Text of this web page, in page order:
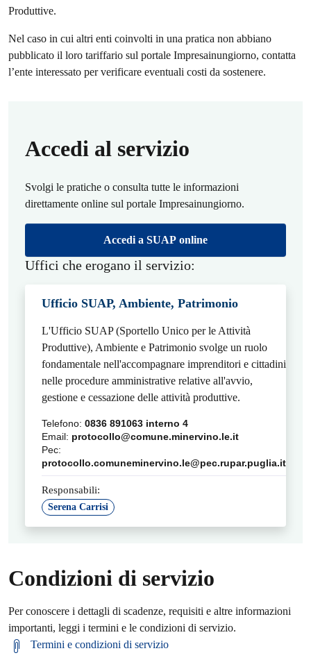
Produttive.
Nel caso in cui altri enti coinvolti in una pratica non abbiano
pubblicato il loro tariffario sul portale Impresainungiorno, contatta
l’ente interessato per verificare eventuali costi da sostenere.
Accedi al servizio
Svolgi le pratiche o consulta tutte le informazioni
direttamente online sul portale Impresainungiorno.
Accedi a SUAP online
Uffici che erogano il servizio:
Ufficio SUAP, Ambiente, Patrimonio
L'Ufficio SUAP (Sportello Unico per le Attività
Produttive), Ambiente e Patrimonio svolge un ruolo
fondamentale nell'accompagnare imprenditori e cittadini
nelle procedure amministrative relative all'avvio,
gestione e cessazione delle attività produttive.
Telefono: 0836 891063 interno 4
Email: protocollo@comune.minervino.le.it
Pec:
protocollo.comuneminervino.le@pec.rupar.puglia.it
Responsabili:
Serena Carrisi
Condizioni di servizio
Per conoscere i dettagli di scadenze, requisiti e altre informazioni
importanti, leggi i termini e le condizioni di servizio.
Termini e condizioni di servizio